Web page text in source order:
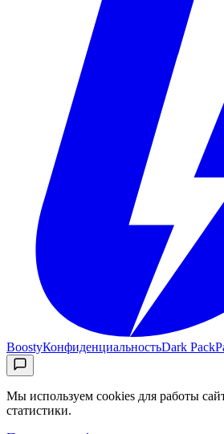
BoostyКонфиденциальностьDark Pack
Мы используем cookies для работы
статистики.